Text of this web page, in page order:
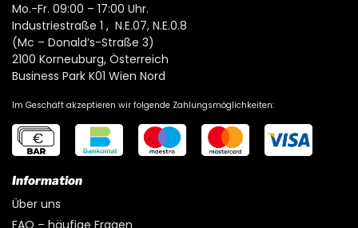
Mo.-Fr. 09:00 – 17:00 Uhr.
Industriestraße 1 , N.E.07, N.E.0.8
(Mc – Donald’s-Straße 3)
2100 Korneuburg, Österreich
Business Park K01 Wien Nord
Im Geschäft akzeptieren wir folgende Zahlungsmöglichkeiten:
Information
Über uns